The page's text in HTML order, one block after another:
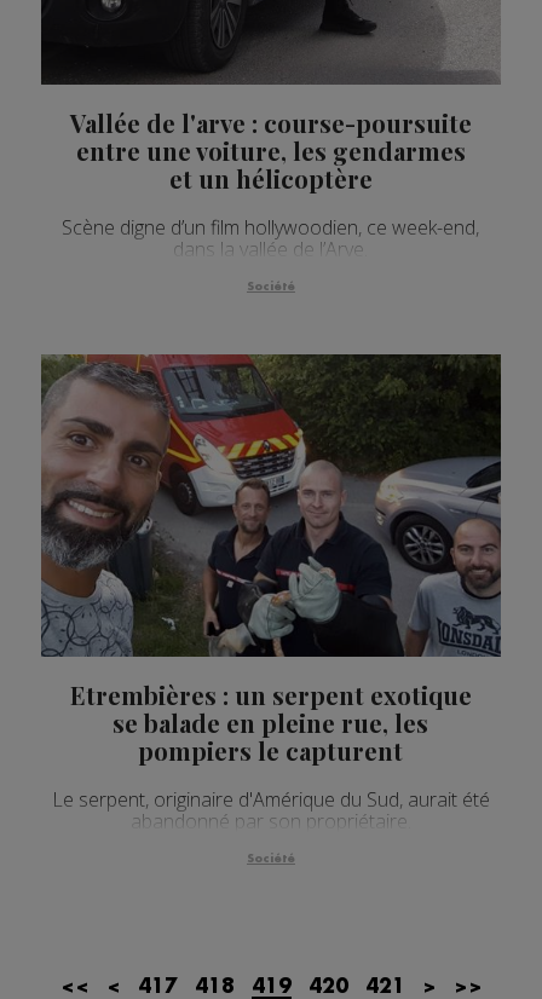
Vallée de l'arve : course-poursuite
entre une voiture, les gendarmes
et un hélicoptère
Scène digne d’un film hollywoodien, ce week-end,
dans la vallée de l’Arve.
Société
Etrembières : un serpent exotique
se balade en pleine rue, les
pompiers le capturent
Le serpent, originaire d'Amérique du Sud, aurait été
abandonné par son propriétaire.
Société
<< < 417 418 419 420 421 > >>